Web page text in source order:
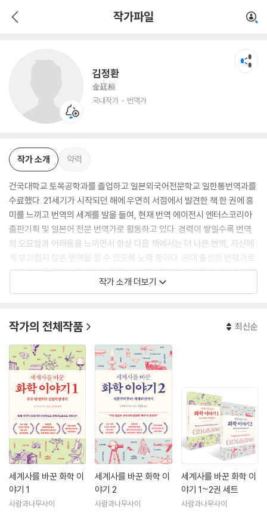
작가파일
김정환
金廷桓
국내작가
번역가
작가 소개 약력
건국대학교 토목공학과를 졸업하고 일본외국어전문학교 일한통번역과를
수료했다. 21세기가 시작되던 해에 우연히 서점에서 발견한 책 한 권에 흥
미를 느끼고 번역의 세계를 발을 들여, 현재 번역 에이전시 엔터스코리아
출판기획 및 일본어 전문 번역가로 활동하고 있다. 경력이 쌓일수록 번역
의 오묘함과 어려움을 느끼면서 항상 다음 책에서는 더 나은 번역, 자신에
게 부끄럽지 않은 번역을 할 수 있도록 노력 중이다. 공대 출신의 번역가로
서 공대의 특징인 논리성을 살리면서 번역에 필요한 문과의 감성을 접목하
작가 소개 더보기
작가의 전체작품 최신순
세계사를 바꾼 화학 이
야기 1
사람과나무사이
세계사를 바꾼 화학 이
야기 2
사람과나무사이
세계사를 바꾼 화학 이
야기 1~2권 세트
사람과나무사이